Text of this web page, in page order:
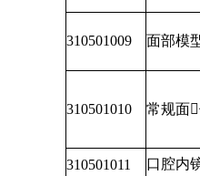
310501009 面部模
310501010 常规面
310501011 口腔内